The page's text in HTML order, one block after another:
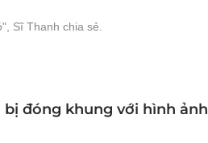
Sĩ Thanh chia sẻ.
bị đóng khung với hình ảnh